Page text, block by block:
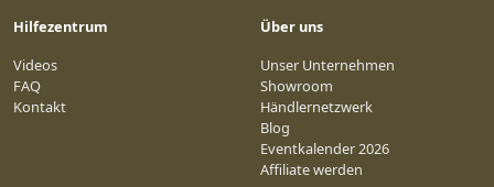
Hilfezentrum
Videos
FAQ
Kontakt
Über uns
Unser Unternehmen
Showroom
Händlernetzwerk
Blog
Eventkalender 2026
Affiliate werden